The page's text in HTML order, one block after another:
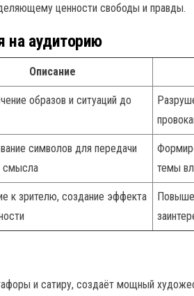
ценности свободы и правды.
на аудиторию
Описание
образов и ситуаций до
символов для передачи
смысла
темы
к зрителю, создание эффекта
и сатиру, создаёт мощный